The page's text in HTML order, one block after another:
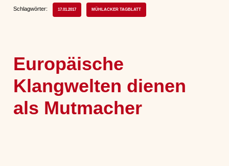
Schlagwörter: 17.01.2017 MÜHLACKER TAGBLATT
Europäische
Klangwelten dienen
als Mutmacher